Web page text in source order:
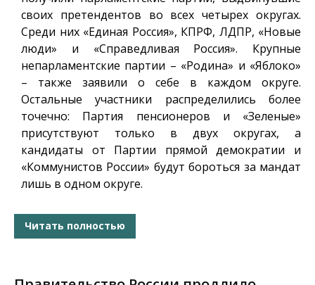
своих претендентов во всех четырех округах.
Среди них «Единая Россия», КПРФ, ЛДПР, «Новые
люди» и «Справедливая Россия». Крупные
непарламентские партии – «Родина» и «Яблоко»
– также заявили о себе в каждом округе.
Остальные участники распределились более
точечно: Партия пенсионеров и «Зеленые»
присутствуют только в двух округах, а
кандидаты от Партии прямой демократии и
«Коммунистов России» будут бороться за мандат
лишь в одном округе.
Читать полностью